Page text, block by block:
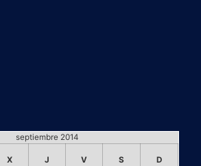
septiembre 2014
X J V S D